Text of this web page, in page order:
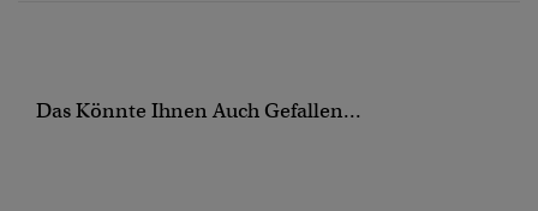
Das Könnte Ihnen Auch Gefallen...